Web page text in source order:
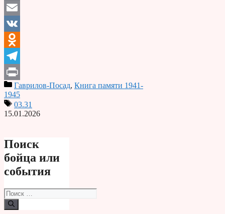
Email
VK
Odnoklassniki
Telegram
PrintГаврилов-Посад, Книга памяти 1941-
1945
03.31
15.01.2026
Поиск
бойца или
события
Поиск: